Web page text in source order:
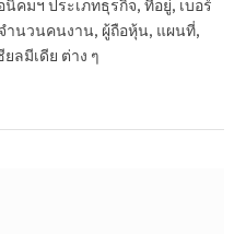
คมฯ ประเภทธุรกิจ, ที่อยู่, เบอร์
ำนวนคนงาน, ผู้ถือหุ้น, แผนที่,
ลมีเดีย ต่าง ๆ